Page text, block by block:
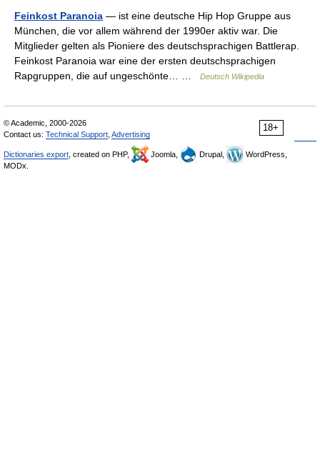
Feinkost Paranoia — ist eine deutsche Hip Hop Gruppe aus
München, die vor allem während der 1990er aktiv war. Die
Mitglieder gelten als Pioniere des deutschsprachigen Battlerap.
Feinkost Paranoia war eine der ersten deutschsprachigen
Rapgruppen, die auf ungeschönte… …
Deutsch Wikipedia
18+
© Academic, 2000-2026
Contact us: Technical Support Advertising
Dictionaries export , created on PHP, Joomla, Drupal,
WordPress,
MODx.